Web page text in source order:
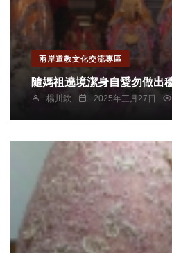
兩岸道教文化交流專區
隨媽祖遶境潔身自愛勿做出
楊川欽 2025年三月27日